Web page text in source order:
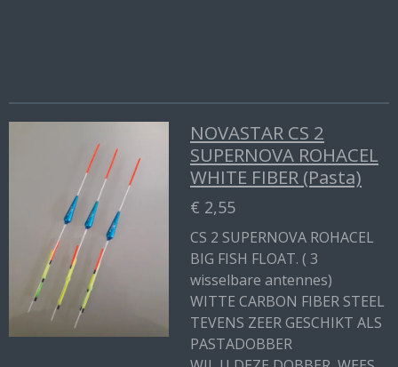
NOVASTAR CS 2
SUPERNOVA ROHACEL
WHITE FIBER (Pasta)
€ 2,55
CS 2 SUPERNOVA ROHACEL
BIG FISH FLOAT. ( 3
wisselbare antennes)
WITTE CARBON FIBER STEEL
TEVENS ZEER GESCHIKT ALS
PASTADOBBER